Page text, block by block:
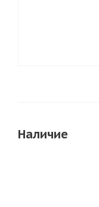
Наличие